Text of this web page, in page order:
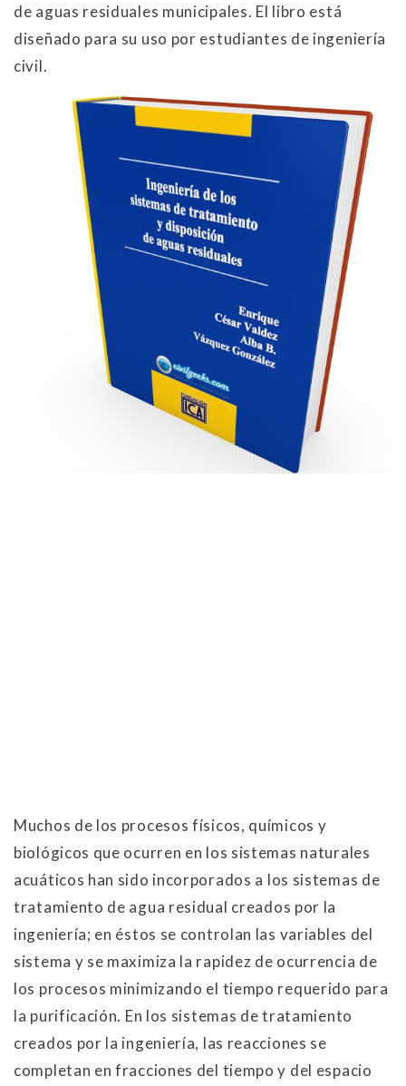
de aguas residuales municipales. El libro está
diseñado para su uso por estudiantes de ingeniería
civil.
Muchos de los procesos físicos, químicos y
biológicos que ocurren en los sistemas naturales
acuáticos han sido incorporados a los sistemas de
tratamiento de agua residual creados por la
ingeniería; en éstos se controlan las variables del
sistema y se maximiza la rapidez de ocurrencia de
los procesos minimizando el tiempo requerido para
la purificación. En los sistemas de tratamiento
creados por la ingeniería, las reacciones se
completan en fracciones del tiempo y del espacio